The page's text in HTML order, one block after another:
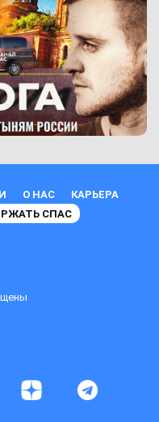
О НАС
КАРЬЕРА
СПАС